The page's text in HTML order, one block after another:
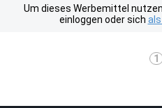
Um dieses Werbemittel
einloggen oder sich
1